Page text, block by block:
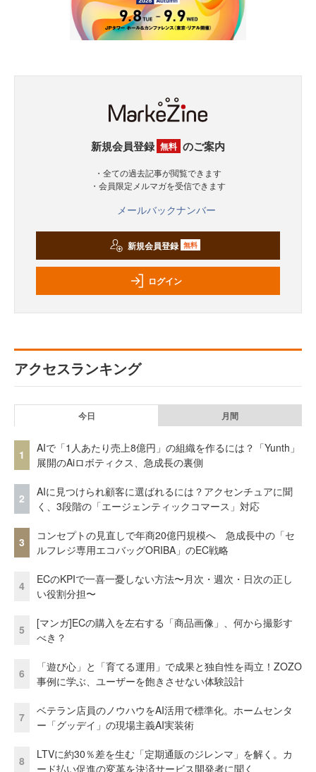
新規会員登録 無料 のご案内
・全ての過去記事が閲覧できます
・会員限定メルマガを受信できます
メールバックナンバー
新規会員登録 無料
ログイン
アクセスランキング
今日 月間
1
AIで「1人あたり売上8億円」の組織を作るには？「Yunth」
展開のAiロボティクス、急成長の裏側
2
AIに見つけられ顧客に選ばれるには？アクセンチュアに聞
く、3段階の「エージェンティックコマース」対応
3
コンセプトの見直しで年商20億円規模へ 急成長中の「セ
ルフレジ専用エコバッグORIBA」のEC戦略
4
ECのKPIで一喜一憂しない方法〜月次・週次・日次の正し
い役割分担〜
5
[マンガ]ECの購入を左右する「商品画像」、何から撮影す
べき？
6
「遊び心」と「育てる運用」で成果と独自性を両立！ZOZO
事例に学ぶ、ユーザーを飽きさせない体験設計
7
ベテラン店員のノウハウをAI活用で標準化。ホームセンタ
ー「グッデイ」の現場主義AI実装術
8
LTVに約30％差を生む「定期通販のジレンマ」を解く。カ
ード払い促進の変革を決済サービス開発者に聞く